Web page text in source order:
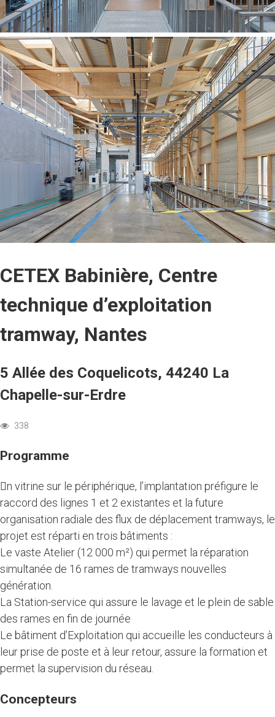
CETEX Babinière, Centre
technique d’exploitation
tramway, Nantes
5 Allée des Coquelicots, 44240 La
Chapelle-sur-Erdre
338
Programme
n vitrine sur le périphérique, l’implantation préfigure le
raccord des lignes 1 et 2 existantes et la future
organisation radiale des flux de déplacement tramways, le
projet est réparti en trois bâtiments :
Le vaste Atelier (12 000 m²) qui permet la réparation
simultanée de 16 rames de tramways nouvelles
génération.
La Station-service qui assure le lavage et le plein de sable
des rames en fin de journée
Le bâtiment d’Exploitation qui accueille les conducteurs à
leur prise de poste et à leur retour, assure la formation et
permet la supervision du réseau.
Concepteurs